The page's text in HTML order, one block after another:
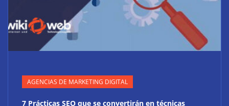
AGENCIAS DE MARKETING DIGITAL
7 Prácticas SEO que se convertirán en técnicas